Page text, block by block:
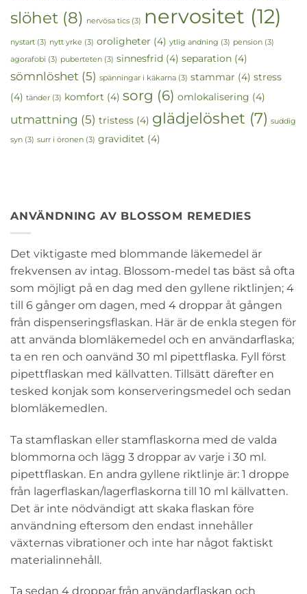
slöhet (8) nervösa tics (3) nervositet (12)
nystart (3) nytt yrke (3) oroligheter (4) ytlig andning (3) pension (3)
agorafobi (3) puberteten (3) sinnesfrid (4) separation (4)
sömnlöshet (5) spänningar i käkarna (3) stammar (4) stress
(4) tänder (3) komfort (4) sorg (6) omlokalisering (4)
utmattning (5) tristess (4) glädjelöshet (7) suddig
syn (3) surr i öronen (3) graviditet (4)
ANVÄNDNING AV BLOSSOM REMEDIES
Det viktigaste med blommande läkemedel är
frekvensen av intag. Blossom-medel tas bäst så ofta
som möjligt på en dag med den gyllene riktlinjen; 4
till 6 gånger om dagen, med 4 droppar åt gången
från dispenseringsflaskan. Här är de enkla stegen för
att använda blomläkemedel och en användarflaska;
ta en ren och oanvänd 30 ml pipettflaska. Fyll först
pipettflaskan med källvatten. Tillsätt därefter en
tesked konjak som konserveringsmedel och sedan
blomläkemedlen.
Ta stamflaskan eller stamflaskorna med de valda
blommorna och lägg 3 droppar av varje i 30 ml.
pipettflaskan. En andra gyllene riktlinje är: 1 droppe
från lagerflaskan/lagerflaskorna till 10 ml källvatten.
Det är inte nödvändigt att skaka flaskan före
användning eftersom den endast innehåller
växternas vibrationer och inte har något faktiskt
materialinnehåll.
Ta sedan 4 droppar från användarflaskan och